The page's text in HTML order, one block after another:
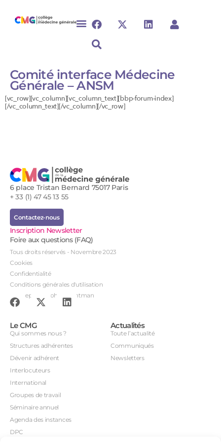
Comité interface Médecine
Générale – ANSM
[vc_row][vc_column][vc_column_text][bbp-forum-index]
[/vc_column_text][/vc_column][/vc_row]
6 place Tristan Bernard 75017 Paris
+ 33 (1) 47 45 13 55
Contactez-nous
Inscription Newsletter
Foire aux questions (FAQ)
Tous droits réservés - Novembre 2023
Cookies
Confidentialité
Conditions générales d'utilisation
Conception : John Brightman
Le CMG
Qui sommes nous ?
Structures adhérentes
Dévenir adhérent
Interlocuteurs
International
Groupes de travail
Séminaire annuel
Agenda des instances
DPC
Actualités
Toute l’actualité
Communiqués
Newsletters